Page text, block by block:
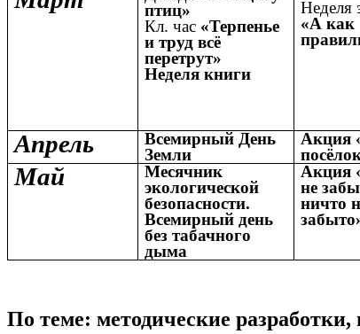
птиц»
Кл. час «Терпенье
и труд всё
перетрут»
Неделя книги
Неделя
«А как
Апрель
Всемирный День
Земли
Акция
Май
Месячник
экологической
безопасности.
Всемирный день
без табачного
дыма
Акция
не
ничто
По теме: методические